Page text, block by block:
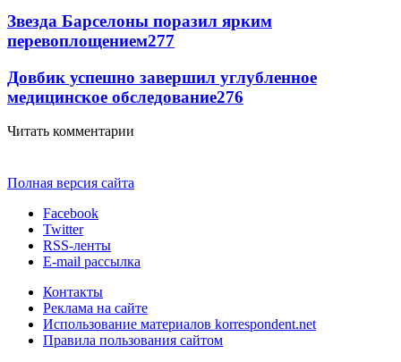
Звезда Барселоны поразил ярким
перевоплощением277
Довбик успешно завершил углубленное
медицинское обследование276
Читать комментарии
Полная версия сайта
Facebook
Twitter
RSS-ленты
E-mail рассылка
Контакты
Реклама на сайте
Использование материалов korrespondent.net
Правила пользования сайтом